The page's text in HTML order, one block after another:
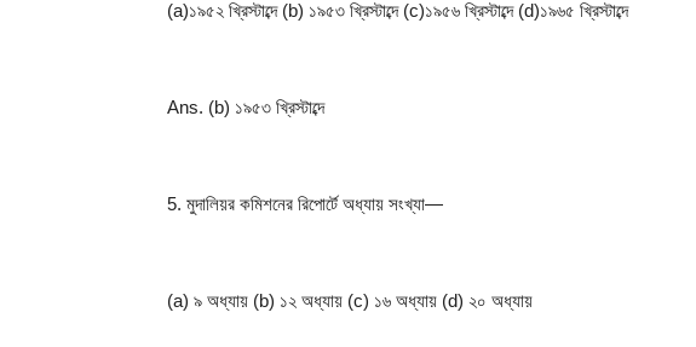
(a)১৯৫২ খ্রিস্টাব্দে (b) ১৯৫৩ খ্রিস্টাব্দে (c)১৯৫৬ খ্রিস্টাব্দে (d)১৯৬৫ খ্রিস্টাব্দে
Ans. (b) ১৯৫৩ খ্রিস্টাব্দে
5. মুদালিয়র কমিশনের রিপোর্টে অধ্যায় সংখ্যা—
(a) ৯ অধ্যায় (b) ১২ অধ্যায় (c) ১৬ অধ্যায় (d) ২০ অধ্যায়